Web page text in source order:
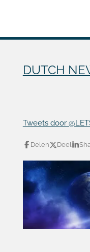
DUTCH
Tweets door
Delen Deel